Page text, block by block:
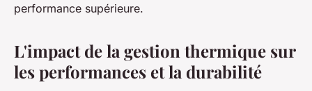
performance supérieure.
L'impact de la gestion thermique sur
les performances et la durabilité